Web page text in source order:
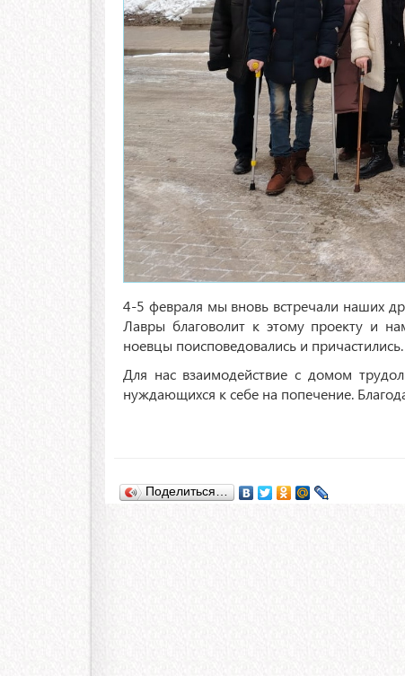
4-5 февраля мы вновь встречали наших
Лавры благоволит к этому проекту и
ноевцы поисповедовались и причастились.
Для нас взаимодействие с домом
нуждающихся к себе на попечение.
Поделиться…